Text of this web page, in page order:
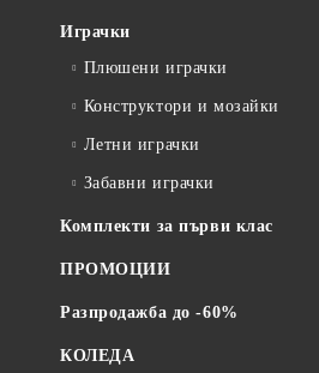
Играчки
Плюшени играчки
Конструктори и мозайки
Летни играчки
Забавни играчки
Комплекти за първи клас
ПРОМОЦИИ
Разпродажба до -60%
КОЛЕДА